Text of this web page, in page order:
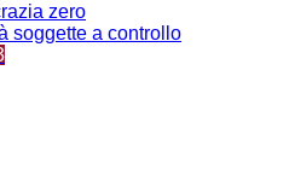
zero
soggette a controllo